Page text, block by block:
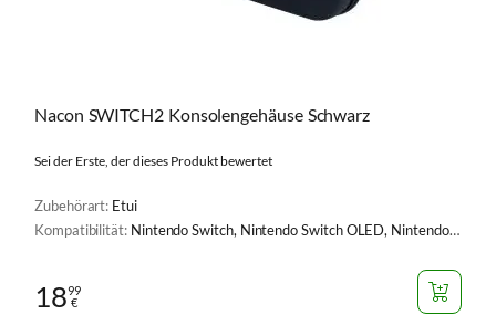
Nacon SWITCH2 Konsolengehäuse Schwarz
Sei der Erste, der dieses Produkt bewertet
Zubehörart: Etui
Kompatibilität: Nintendo Switch, Nintendo Switch OLED, Nintendo Switch Lite, Nintendo Switch 2
1899
€